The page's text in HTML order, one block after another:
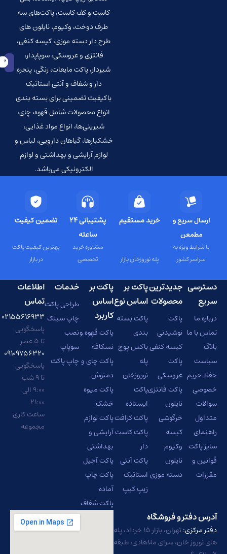
کاست و کف کاست، پاکت‌های سه
طرف دوخت، وکیوم، نایلون های
طرح دار دسته موزی، کیسه کنفی،
فانتزی و عروسکی، سوپاپدار،
شیردار، پاکت مایعات، رنگی، پنجره
دار و شفاف و آنتی استاتیک
باکیفیت تضمینی برای بسته بندی
انواع محصولات شامل قهوه، چای،
شیرینی‌ها، انواع مواد غذایی،
خشکبارها، گیاهان دارویی، لباس و
لوازم آرایشی و بهداشتی و لوازم
الکترونیکی می‌باشد.
خرید مستقیم
پله نوروزخان بازار
پشتیبانی 24
تخصصی
تضمین کیفیت
بهترین کیفیت پاکت
در بازار
کنفی
موزی
پاکت بر
اساس نوع
پاکت بسته
بندی
باکس پوچ
پله
نوروزخان
پاکت
ایستاده
پاکت کرافت
پاکت کاست
دار
پاکت آنتی
استاتیک
پاکت بر
اساس
کاربرد
پاکت قهوه و
نسکافه
پاکت چای و
دمنوش
پاکت میوه
خشک
پاکت لوازم
آرایشی و
بهداشتی
پاکت آجیل
پاکت چاپ
خدمات
طراحی پاکت
چاپ سیلک
نصب
سوپاپ
چاپ پاکت
اطلاعات
تماس
۰۲۱۵۵۶۱۶۹۳۳
پاسخگویی
تا ۵ عصر
۰۹۱۰۹۷۵۶۳۲۰
پاسخگویی
تا ۹ شب
۹:۰۰ الی
۲۱:۰۰
ساعت کاری
مجموعه
تهران، بازار ۱۵ خرداد، پله
ملاهادی، طبقه